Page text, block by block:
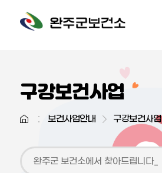
구강보건사업
보건사업안내 구강보건사업